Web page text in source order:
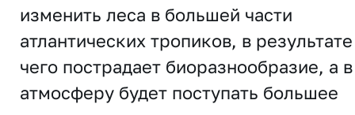
изменить леса в большей части
атлантических тропиков, в результате
чего пострадает биоразнообразие, а в
атмосферу будет поступать большее